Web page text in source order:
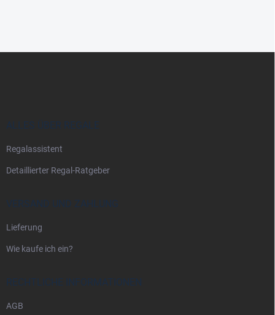
ALLES ÜBER REGALE
Regalassistent
Detaillierter Regal-Ratgeber
VERSAND UND ZAHLUNG
Lieferung
Wie kaufe ich ein?
RECHTLICHE INFORMATIONEN
AGB